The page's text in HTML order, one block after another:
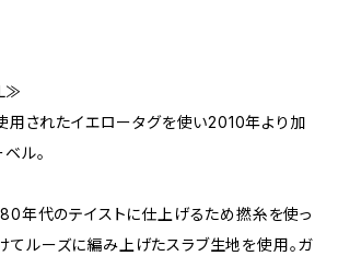
されたイエロータグを使い2010年より加
ル。
年代のテイストに仕上げるため撚糸を使っ
てルーズに編み上げたスラブ生地を使用。ガ